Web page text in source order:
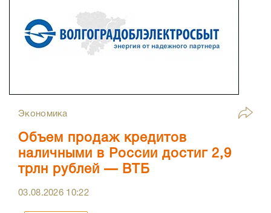
Экономика
Объем продаж кредитов
наличными в России достиг 2,9
трлн рублей — ВТБ
03.08.2026 10:22